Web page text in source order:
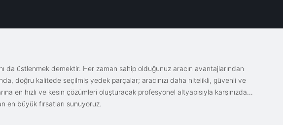
da üstlenmek demektir. Her zaman sahip olduğunuz aracın avantajlarından
doğru kalitede seçilmiş yedek parçalar; aracınızı daha nitelikli, güvenli ve
en hızlı ve kesin çözümleri oluşturacak profesyonel altyapısıyla karşınızda.
en büyük fırsatları sunuyoruz.